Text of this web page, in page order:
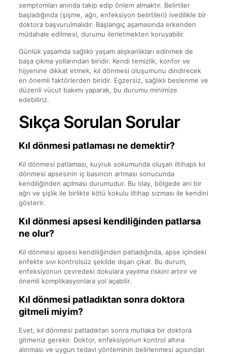
semptomları anında takip edip önlem almaktır. Belirtiler
başladığında (şişme, ağrı, enfeksiyon belirtileri) ivedilikle bir
doktora başvurulmalıdır. Başlangıç aşamasında erkenden
müdahale edilmesi, durumu ilerletmekten koruyabilir.
Günlük yaşamda sağlıklı yaşam alışkanlıkları edinmek de
başa çıkma yollarından biridir. Kendi temizlik, konfor ve
hijyenine dikkat etmek, kıl dönmesi oluşumunu dindirecek
en önemli faktörlerden biridir. Egzersiz, sağlıklı beslenme ve
düzenli vücut bakımı yaparak, bu durumu minimize
edebiliriz.
Sıkça Sorulan Sorular
Kıl dönmesi patlaması ne demektir?
Kıl dönmesi patlaması, kuyruk sokumunda oluşan iltihaplı kıl
dönmesi apsesinin iç basıncın artması sonucunda
kendiliğinden açılması durumudur. Bu olay, bölgede ani bir
ağrı ve şişlik ile birlikte kötü kokulu iltihap sızması ile kendini
gösterir.
Kıl dönmesi apsesi kendiliğinden patlarsa
ne olur?
Kıl dönmesi apsesi kendiliğinden patladığında, apse içindeki
enfekte sıvı kontrolsüz şekilde dışarı çıkar. Bu durum,
enfeksiyonun çevredeki dokulara yayılma riskini artırır ve
önemli komplikasyonlara yol açabilir.
Kıl dönmesi patladıktan sonra doktora
gitmeli miyim?
Evet, kıl dönmesi patladıktan sonra mutlaka bir doktora
gitmeniz gerekir. Doktor, enfeksiyonun kontrol altına
alınması ve uygun tedavi yönteminin belirlenmesi açısından